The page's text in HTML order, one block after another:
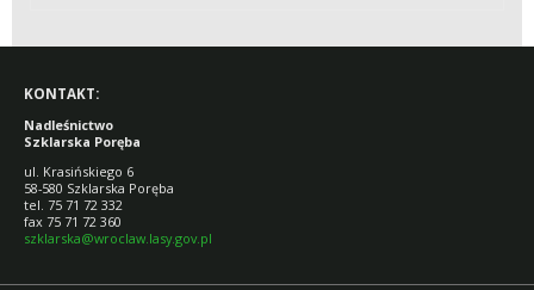
KONTAKT:
Nadleśnictwo
Szklarska Poręba
ul. Krasińskiego 6
58-580 Szklarska Poręba
tel. 75 71 72 332
fax 75 71 72 360
szklarska@wroclaw.lasy.gov.pl